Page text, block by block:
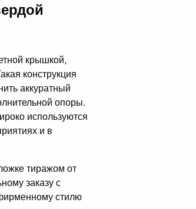
крышкой,
конструкция
аккуратный
опоры.
используются
и в
тиражом от
заказу с
стилю